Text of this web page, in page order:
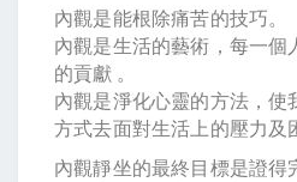
內觀是能根除痛苦的技巧。
內觀是生活的藝術，每一個
的貢獻 。
內觀是淨化心靈的方法，使
方式去面對生活上的壓力及
內觀靜坐的最終目標是證得